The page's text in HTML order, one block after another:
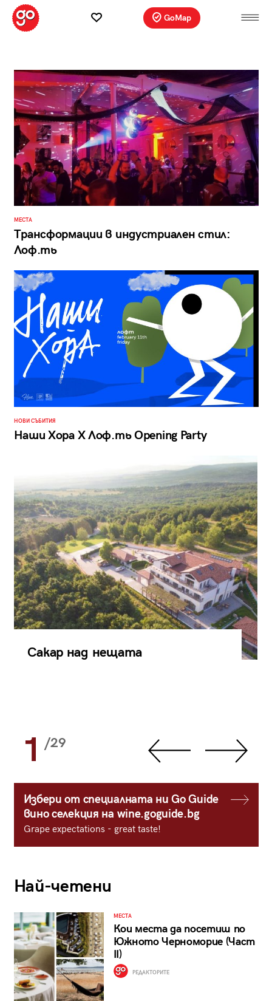
GoMap
МЕСТА
Трансформации в индустриален стил:
Лоф.ть
НОВИ СЪБИТИЯ
Наши Хора X Лоф.ть Opening Party
Сакар над нещата
1 /29
Избери от специалната ни Go Guide
вино селекция на wine.goguide.bg
Grape expectations - great taste!
Най-четени
МЕСТА
Кои места да посетиш по
Южното Черноморие (Част
II)
РЕДАКТОРИТЕ